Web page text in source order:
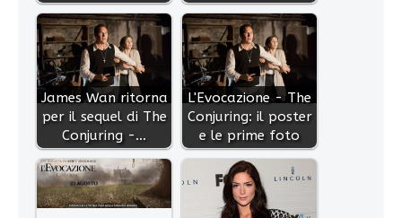
James Wan ritorna
per il sequel di The
Conjuring -…
L'Evocazione - The
Conjuring: il poster
e le prime foto